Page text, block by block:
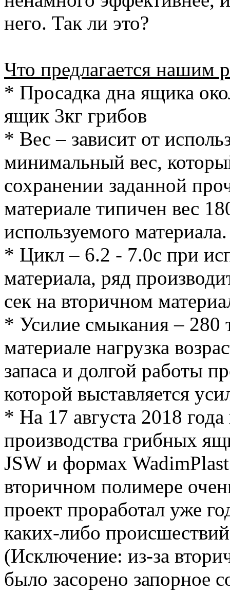
него. Так ли это?
Что предлагается нашим
* Просадка дна ящика
ящик 3кг грибов
* Вес – зависит от
минимальный вес,
сохранении заданной
материале типичен вес
используемого материала.
* Цикл – 6.2 - 7.0с при
материала, ряд
сек на вторичном
* Усилие смыкания – 280
материале нагрузка
запаса и долгой работы
которой выставляется
* На 17 августа 2018
производства грибных
JSW и формах
вторичном полимере
проект проработал уже
каких-либо
(Исключение: из-за
было засорено запорное